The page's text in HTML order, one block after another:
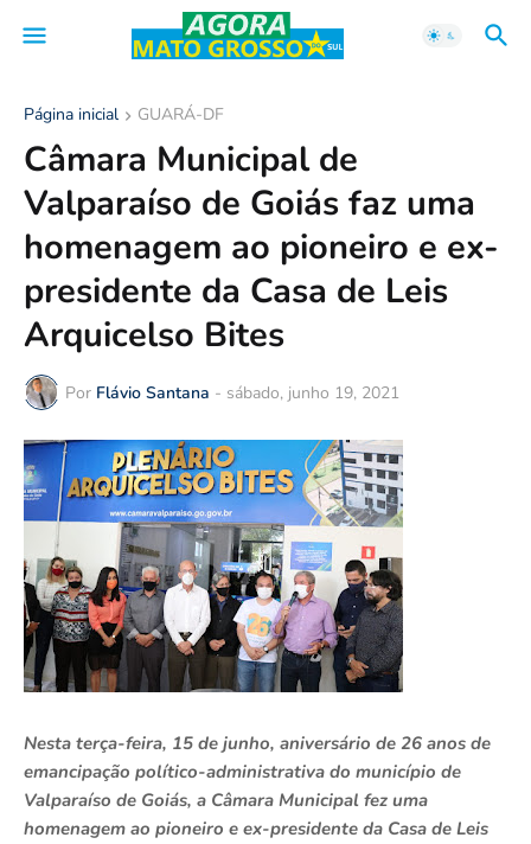
Página inicial GUARÁ-DF
Câmara Municipal de
Valparaíso de Goiás faz uma
homenagem ao pioneiro e ex-
presidente da Casa de Leis
Arquicelso Bites
Por Flávio Santana - sábado, junho 19, 2021
Nesta terça-feira, 15 de junho, aniversário de 26 anos de
emancipação político-administrativa do município de
Valparaíso de Goiás, a Câmara Municipal fez uma
homenagem ao pioneiro e ex-presidente da Casa de Leis